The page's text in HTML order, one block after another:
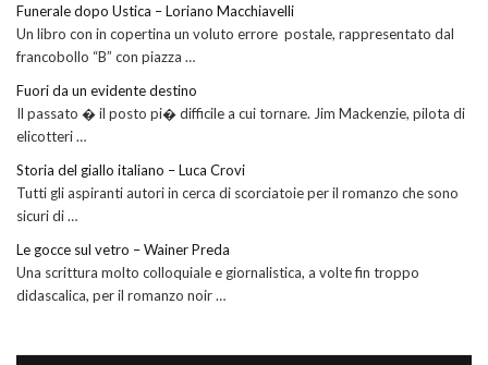
Funerale dopo Ustica – Loriano Macchiavelli
Un libro con in copertina un voluto errore postale, rappresentato dal
francobollo “B” con piazza …
Fuori da un evidente destino
Il passato � il posto pi� difficile a cui tornare. Jim Mackenzie, pilota di
elicotteri …
Storia del giallo italiano – Luca Crovi
Tutti gli aspiranti autori in cerca di scorciatoie per il romanzo che sono
sicuri di …
Le gocce sul vetro – Wainer Preda
Una scrittura molto colloquiale e giornalistica, a volte fin troppo
didascalica, per il romanzo noir …